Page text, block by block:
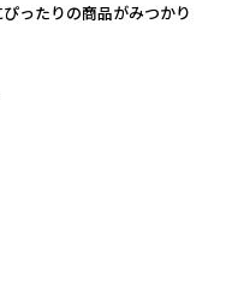
ったりの商品がみつかり